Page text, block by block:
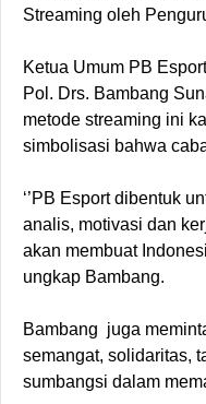
Streaming oleh
Ketua Umum PB
Pol. Drs. Bambang
metode streaming ini
simbolisasi bahwa
‘’PB Esport dibentuk
analis, motivasi dan
akan membuat
ungkap Bambang.
Bambang juga
semangat, solidaritas,
sumbangsi dalam